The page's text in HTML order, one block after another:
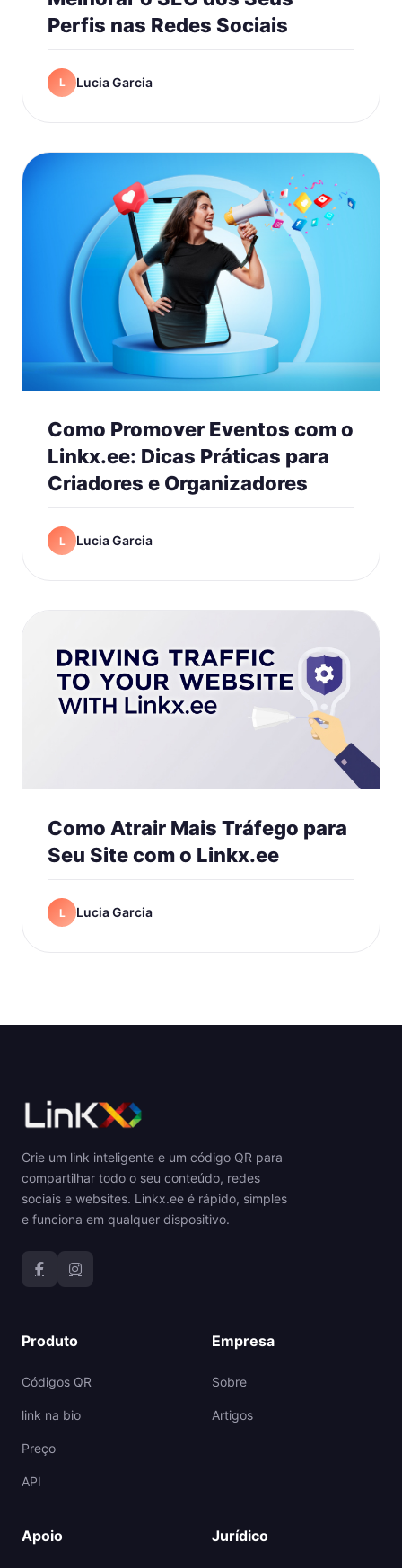
Perfis nas Redes Sociais
L Lucia Garcia
Como Promover Eventos com o
Linkx.ee: Dicas Práticas para
Criadores e Organizadores
L Lucia Garcia
Como Atrair Mais Tráfego para
Seu Site com o Linkx.ee
L Lucia Garcia
Crie um link inteligente e um código QR para
compartilhar todo o seu conteúdo, redes
sociais e websites. Linkx.ee é rápido, simples
e funciona em qualquer dispositivo.
Produto
Códigos QR
link na bio
Preço
API
Empresa
Sobre
Artigos
Apoio Jurídico